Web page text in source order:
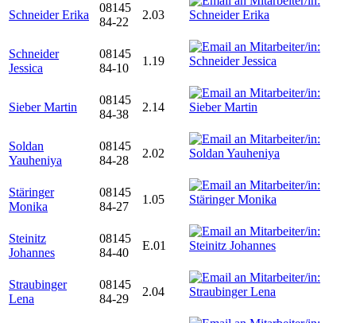
Schneider Erika
08145
84-22
2.03
Schneider
Jessica
08145
84-10
1.19
Sieber Martin
08145
84-38
2.14
Soldan
Yauheniya
08145
84-28
2.02
Stäringer
Monika
08145
84-27
1.05
Steinitz
Johannes
08145
84-40
E.01
Straubinger
Lena
08145
84-29
2.04